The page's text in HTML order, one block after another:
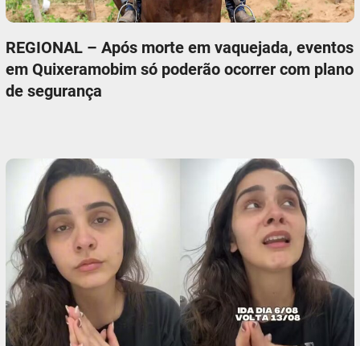
REGIONAL – Após morte em vaquejada, eventos
em Quixeramobim só poderão ocorrer com plano
de segurança